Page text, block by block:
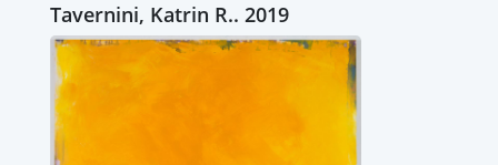
Tavernini, Katrin R.. 2019